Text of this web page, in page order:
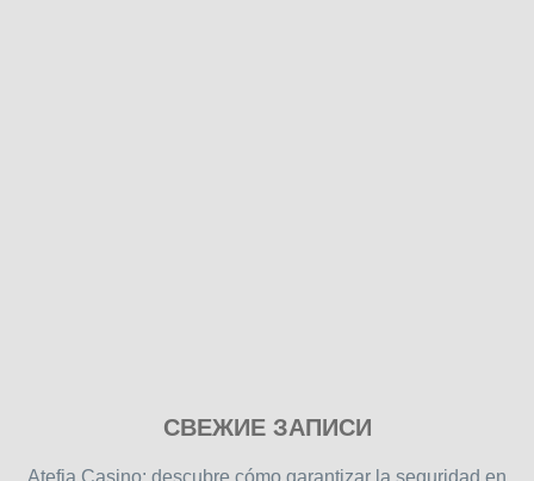
free
СВЕЖИЕ ЗАПИСИ
Atefia Casino: descubre cómo garantizar la seguridad en